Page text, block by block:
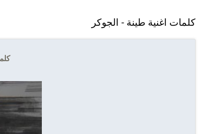
كلمات اغنية طينة - الجوكر